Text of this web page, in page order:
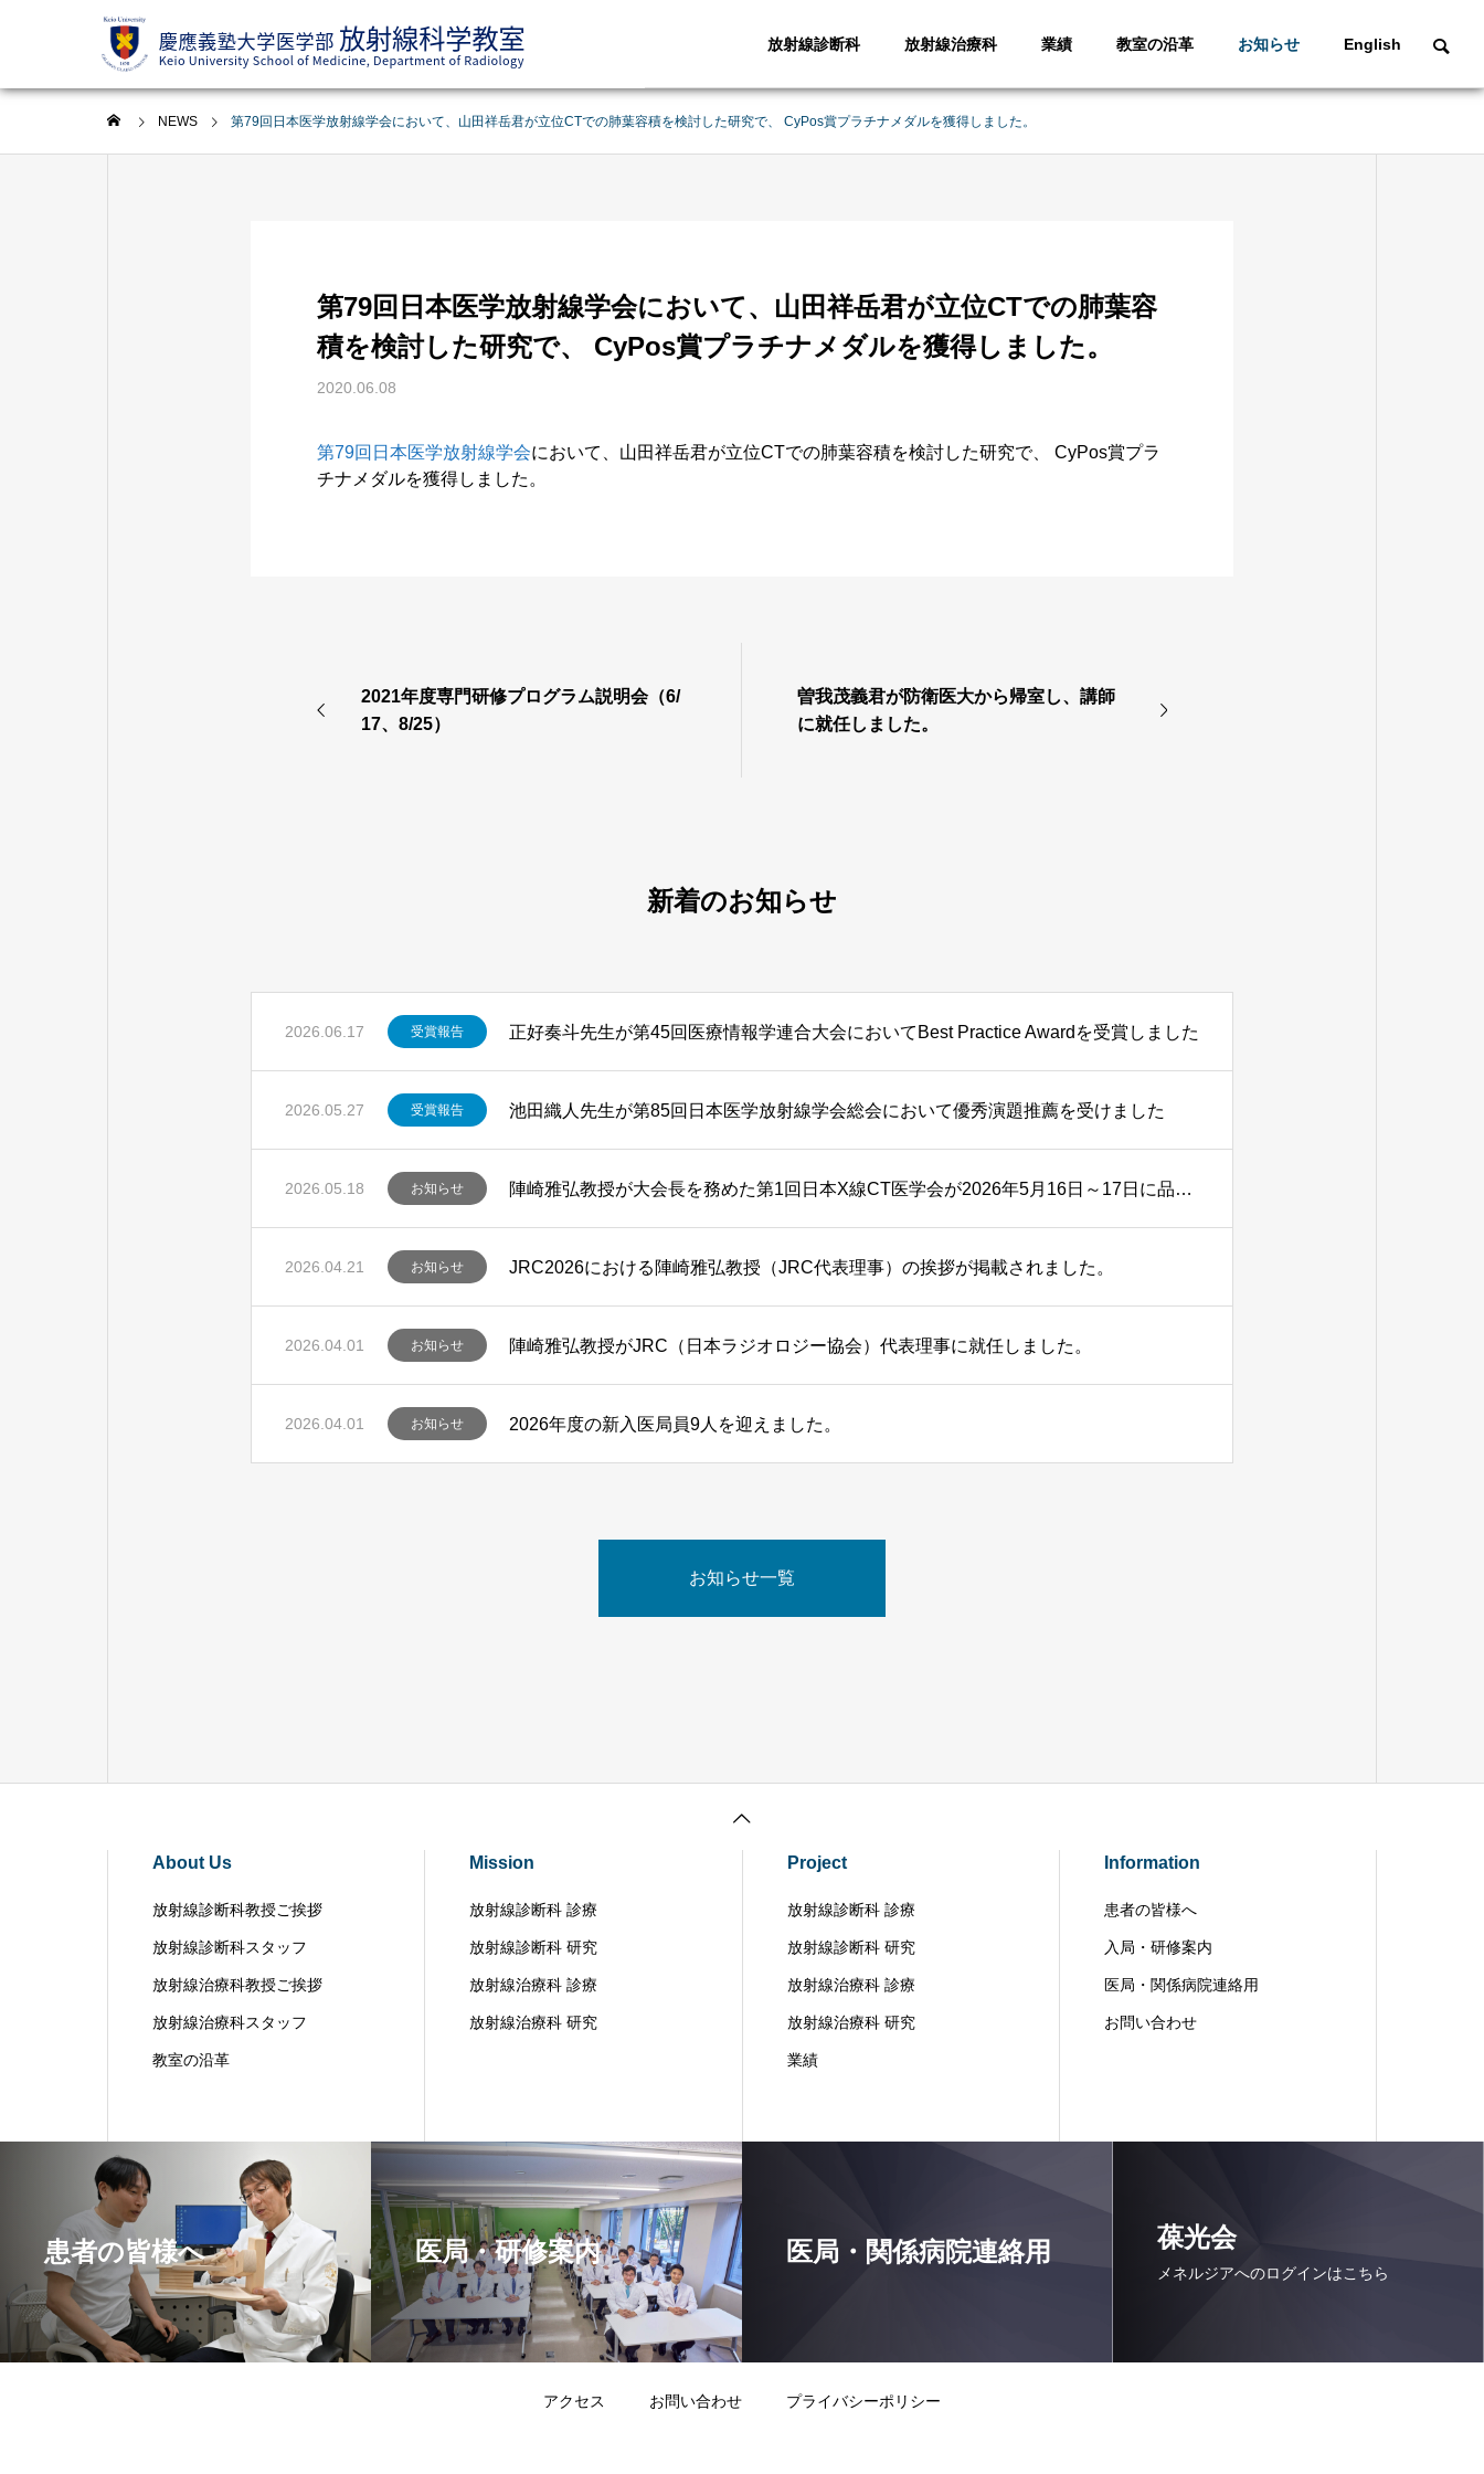
放射線診断科 放射線治療科 業績 教室の沿革 お知らせ English
NEWS 第79回日本医学放射線学会において、山田祥岳君が立位CTでの肺葉容積を検討した研究で、 CyPos賞プラチナメダルを獲得しました。
第79回日本医学放射線学会において、山田祥岳君が立位CTでの肺葉容
積を検討した研究で、 CyPos賞プラチナメダルを獲得しました。
2020.06.08
第79回日本医学放射線学会において、 山田祥岳君が立位CTでの肺葉容積を検討した研究で、 CyPos賞プラ
チナメダルを獲得しました。
2021年度専門研修プログラム説明会（6/
17、8/25）
曽我茂義君が防衛医大から帰室し、講師
に就任しました。
新着のお知らせ
2026.06.17 受賞報告 正好奏斗先生が第45回医療情報学連合大会においてBest Practice Awardを受賞しました
2026.05.27 受賞報告 池田織人先生が第85回日本医学放射線学会総会において優秀演題推薦を受けました
2026.05.18 お知らせ 陣崎雅弘教授が大会長を務めた第1回日本X線CT医学会が2026年5月16日～17日に品川シーズンカンファレンスにて開催されました。
2026.04.21 お知らせ JRC2026における陣崎雅弘教授（JRC代表理事）の挨拶が掲載されました。
2026.04.01 お知らせ 陣崎雅弘教授がJRC（日本ラジオロジー協会）代表理事に就任しました。
2026.04.01 お知らせ 2026年度の新入医局員9人を迎えました。
お知らせ一覧
About Us
放射線診断科教授ご挨拶
放射線診断科スタッフ
放射線治療科教授ご挨拶
放射線治療科スタッフ
教室の沿革
Mission
放射線診断科 診療
放射線診断科 研究
放射線治療科 診療
放射線治療科 研究
Project
放射線診断科 診療
放射線診断科 研究
放射線治療科 診療
放射線治療科 研究
業績
Information
患者の皆様へ
入局・研修案内
医局・関係病院連絡用
お問い合わせ
患者の皆様へ 医局・研修案内 医局・関係病院連絡用 葆光会
メネルジアへのログインはこちら
アクセス お問い合わせ プライバシーポリシー